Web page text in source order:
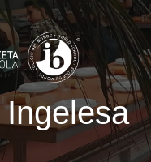
Ingelesa